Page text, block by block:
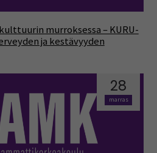
murroksessa – KURU-
ja kestävyyden
28
marras